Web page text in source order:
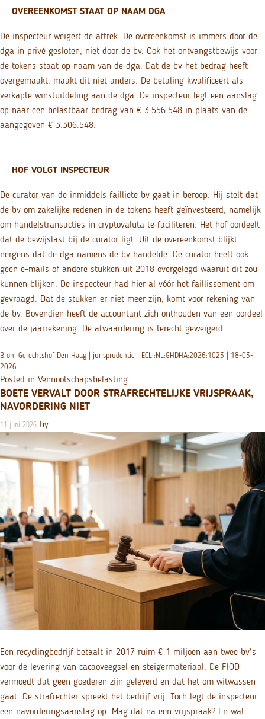
OVEREENKOMST STAAT OP NAAM DGA
De inspecteur weigert de aftrek. De overeenkomst is immers door de
dga in privé gesloten, niet door de bv. Ook het ontvangstbewijs voor
de tokens staat op naam van de dga. Dat de bv het bedrag heeft
overgemaakt, maakt dit niet anders. De betaling kwalificeert als
verkapte winstuitdeling aan de dga. De inspecteur legt een aanslag
op naar een belastbaar bedrag van € 3.556.548 in plaats van de
aangegeven € 3.306.548.
HOF VOLGT INSPECTEUR
De curator van de inmiddels failliete bv gaat in beroep. Hij stelt dat
de bv om zakelijke redenen in de tokens heeft geïnvesteerd, namelijk
om handelstransacties in cryptovaluta te faciliteren. Het hof oordeelt
dat de bewijslast bij de curator ligt. Uit de overeenkomst blijkt
nergens dat de dga namens de bv handelde. De curator heeft ook
geen e-mails of andere stukken uit 2018 overgelegd waaruit dit zou
kunnen blijken. De inspecteur had hier al vóór het faillissement om
gevraagd. Dat de stukken er niet meer zijn, komt voor rekening van
de bv. Bovendien heeft de accountant zich onthouden van een oordeel
over de jaarrekening. De afwaardering is terecht geweigerd.
Bron: Gerechtshof Den Haag | jurisprudentie | ECLI:NL:GHDHA:2026:1023 | 18-03-
2026
Posted in Vennootschapsbelasting
BOETE VERVALT DOOR STRAFRECHTELIJKE VRIJSPRAAK,
NAVORDERING NIET
11 juni 2026 by
Een recyclingbedrijf betaalt in 2017 ruim € 1 miljoen aan twee bv's
voor de levering van cacaoveegsel en steigermateriaal. De FIOD
vermoedt dat geen goederen zijn geleverd en dat het om witwassen
gaat. De strafrechter spreekt het bedrijf vrij. Toch legt de inspecteur
een navorderingsaanslag op. Mag dat na een vrijspraak? En wat